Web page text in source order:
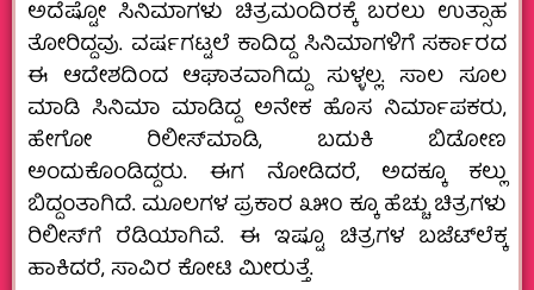
ಅದೆಷ್ಟೋ ಸಿನಿಮಾಗಳು ಚಿತ್ರಮಂದಿರಕ್ಕೆ ಬರಲು ಉತ್ಸಾಹ
ತೋರಿದ್ದವು. ವರ್ಷಗಟ್ಟಲೆ ಕಾದಿದ್ದ ಸಿನಿಮಾಗಳಿಗೆ ಸರ್ಕಾರದ
ಈ ಆದೇಶದಿಂದ ಆಘಾತವಾಗಿದ್ದು ಸುಳ್ಳಲ್ಲ. ಸಾಲ ಸೂಲ
ಮಾಡಿ ಸಿನಿಮಾ ಮಾಡಿದ್ದ ಅನೇಕ ಹೊಸ ನಿರ್ಮಾಪಕರು,
ಹೇಗೋ ರಿಲೀಸ್‌ಮಾಡಿ, ಬದುಕಿ ಬಿಡೋಣ
ಅಂದುಕೊಂಡಿದ್ದರು. ಈಗ ನೋಡಿದರೆ, ಅದಕ್ಕೂ ಕಲ್ಲು
ಬಿದ್ದಂತಾಗಿದೆ. ಮೂಲಗಳ ಪ್ರಕಾರ ೩೫೦ ಕ್ಕೂ ಹೆಚ್ಚು ಚಿತ್ರಗಳು
ರಿಲೀಸ್‌ಗೆ ರೆಡಿಯಾಗಿವೆ. ಈ ಇಷ್ಟೂ ಚಿತ್ರಗಳ ಬಜೆಟ್‌ಲೆಕ್ಕ
ಹಾಕಿದರೆ, ಸಾವಿರ ಕೋಟಿ ಮೀರುತ್ತೆ.